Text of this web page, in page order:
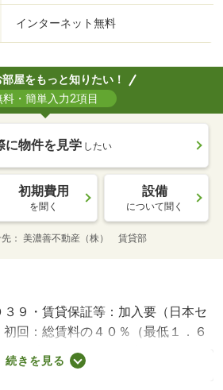
インターネット無料
屋をもっと知りたい！
料・簡単入力2項目
に物件を見学 したい
初期費用
を聞く
設備
について聞く
美濃善不動産（株） 賃貸部
９・賃貸保証等：加入要（日本セ
回：総賃料の４０％（最低１．６
振手数料２２０円税込）・維持費
，０００円／月・町内会費７００円
続きを見る